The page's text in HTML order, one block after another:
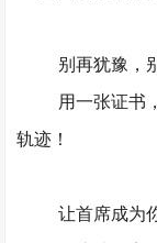
别再犹豫，
用一张证书
轨迹！
让首席成为